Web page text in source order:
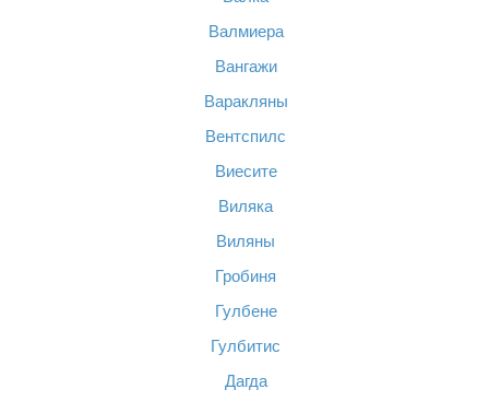
Валмиера
Вангажи
Варакляны
Вентспилс
Виесите
Виляка
Виляны
Гробиня
Гулбене
Гулбитис
Дагда